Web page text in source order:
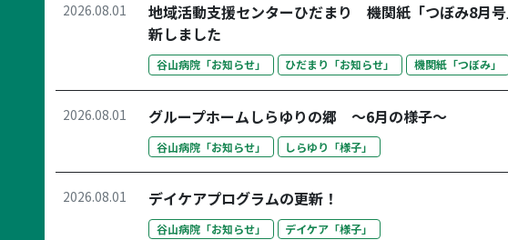
2026.08.01
地域活動支援センターひだまり 機関紙「つぼみ8月
新しました
谷山病院「お知らせ」 ひだまり「お知らせ」 機関紙「つぼみ」
2026.08.01 グループホームしらゆりの郷 ～6月の様子～
谷山病院「お知らせ」 しらゆり「様子」
2026.08.01 デイケアプログラムの更新！
谷山病院「お知らせ」 デイケア「様子」